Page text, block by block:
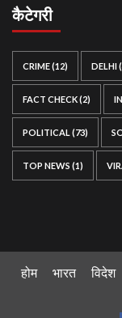
कैटेगरी
CRIME(12) DELHI
FACT CHECK(2)
POLITICAL (73)
TOP NEWS (1)
होम भारत विदेश